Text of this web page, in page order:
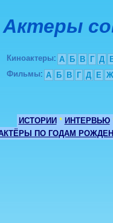
Актеры
Киноактеры: А Б В Г Д
Фильмы: А Б В Г Д Е Ж
ИСТОРИИ * ИНТЕРВЬЮ
ПО ГОДАМ